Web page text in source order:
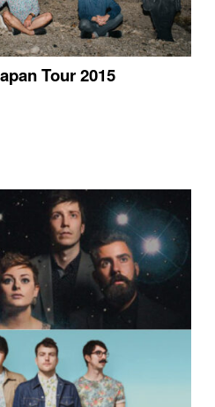
Tour 2015